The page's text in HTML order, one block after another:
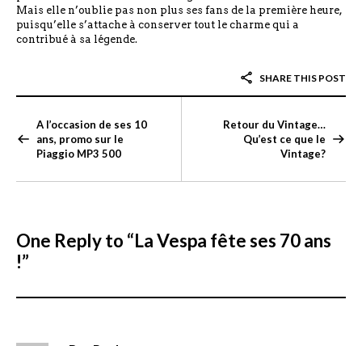
Mais elle n’oublie pas non plus ses fans de la première heure,
puisqu’elle s’attache à conserver tout le charme qui a
contribué à sa légende.
SHARE THIS POST
A l’occasion de ses 10
ans, promo sur le
Piaggio MP3 500
Retour du Vintage…
Qu’est ce que le
Vintage?
One Reply to “La Vespa fête ses 70 ans
!”